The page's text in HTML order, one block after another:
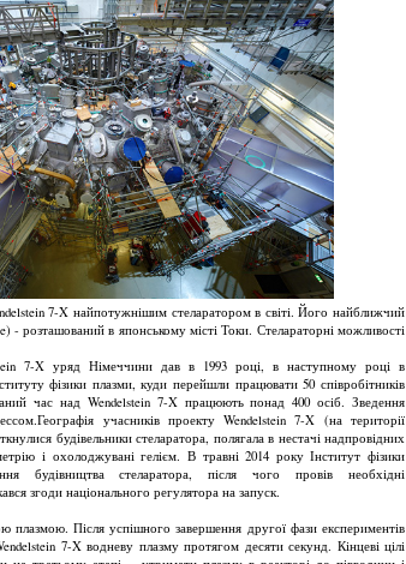
7-X найпотужнішим стеларатором в світі. Його найближчий
розташований в японському місті Токи. Стелараторні можливості
7-X уряд Німеччини дав в 1993 році, в наступному році в
фізики плазми, куди перейшли працювати 50 співробітників
час над Wendelstein 7-X працюють понад 400 осіб. Зведення
учасників проекту Wendelstein 7-X (на території
будівельники стеларатора, полягала в нестачі надпровідних
і охолоджувані гелієм. В травні 2014 року Інститут фізики
будівництва стеларатора, після чого провів необхідні
згоди національного регулятора на запуск.
плазмою. Після успішного завершення другої фази експериментів
7-X водневу плазму протягом десяти секунд. Кінцеві цілі